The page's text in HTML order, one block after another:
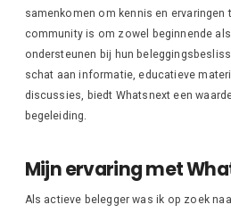
samenkomen om kennis en ervaringen
community is om zowel beginnende
ondersteunen bij hun
schat aan informatie, educatieve
discussies, biedt Whatsnext een
begeleiding.
Mijn ervaring met
Als actieve belegger was ik op zoek